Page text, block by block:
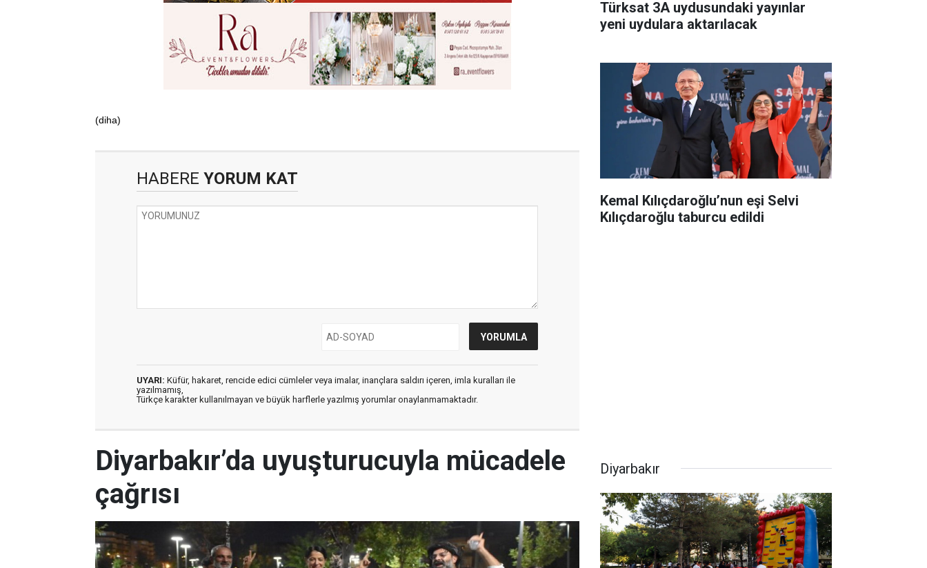
(diha)
HABERE YORUM KAT
UYARI: Küfür, hakaret, rencide edici cümleler veya imalar, inançlara saldırı içeren, imla kuralları ile
yazılmamış,
Türkçe karakter kullanılmayan ve büyük harflerle yazılmış yorumlar onaylanmamaktadır.
Türksat 3A uydusundaki yayınlar
yeni uydulara aktarılacak
Kemal Kılıçdaroğlu’nun eşi Selvi
Kılıçdaroğlu taburcu edildi
Diyarbakır’da uyuşturucuyla mücadele
çağrısı
Diyarbakır